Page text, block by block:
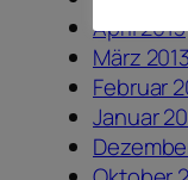
April 2013
März 2013
Februar
Januar